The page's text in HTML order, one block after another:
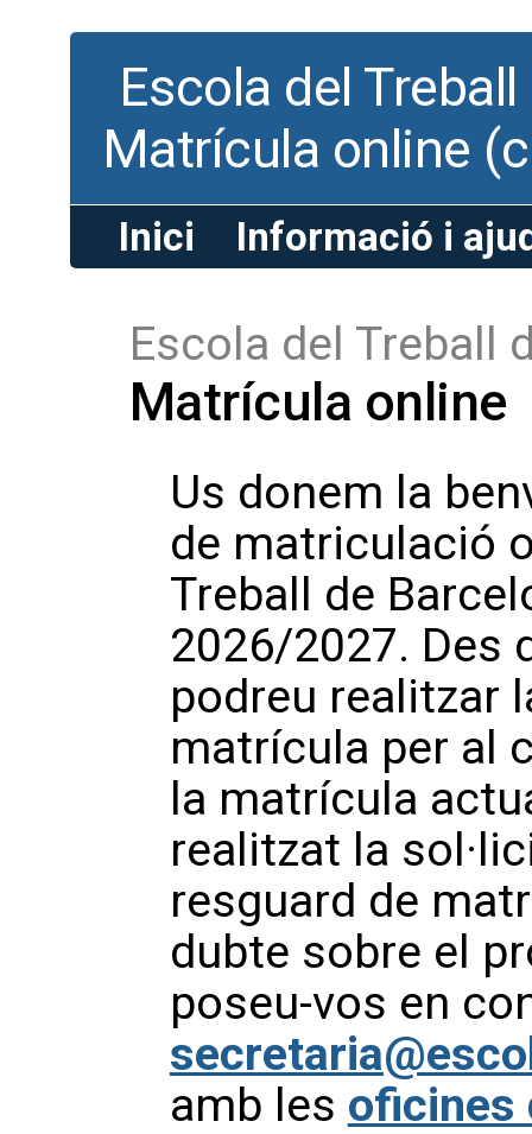
Escola del
Matrícula online
Inici Informació i
Escola del Treball
Matrícula online
Us donem la
de matriculació
Treball de
2026/2027. Des
podreu realitzar
matrícula per al
la matrícula
realitzat la
resguard de
dubte sobre el
poseu-vos en
amb les oficines